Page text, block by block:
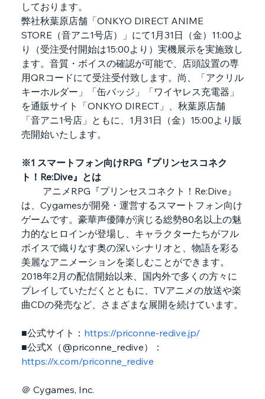
しております。
弊社秋葉原店舗「ONKYO DIRECT ANIME
STORE（音アニ1号店）」にて1月31日（金）11:00よ
り（受注受付開始は15:00より）実機展示を実施致し
ます。音質・ボイスの確認が可能で、店頭設置の専
用QRコードにて受注受付致します。尚、「アクリル
キーホルダー」「缶バッジ」「ワイヤレス充電器」
を通販サイト「ONKYO DIRECT」、秋葉原店舗
「音アニ1号店」ともに、1月31日（金）15:00より販
売開始いたします。
※1 スマートフォン向けRPG『プリンセスコネク
ト！Re:Dive』とは
アニメRPG『プリンセスコネクト！Re:Dive』
は、Cygamesが開発・運営するスマートフォン向け
ゲームです。豪華声優陣が演じる総勢80名以上の魅
力的なヒロインが登場し、キャラクターたちがフル
ボイスで織りなす奥の深いシナリオと、物語を彩る
美麗なアニメーションを楽しむことができます。
2018年2月の配信開始以来、国内外で多くの方々に
プレイしていただくとともに、TVアニメの放送や楽
曲CDの発売など、さまざまな展開を続けています。
■公式サイト： https://priconne-redive.jp/
■公式X（@priconne_redive）：
https://x.com/priconne_redive
＠ Cygames, Inc.